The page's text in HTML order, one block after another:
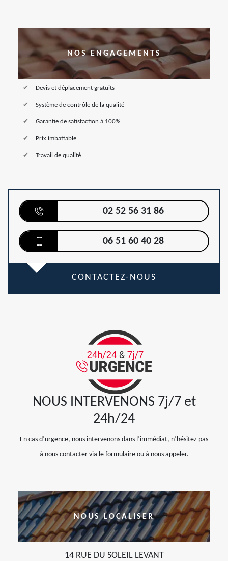
NOS ENGAGEMENTS
Devis et déplacement gratuits
Système de contrôle de la qualité
Garantie de satisfaction à 100%
Prix imbattable
Travail de qualité
02 52 56 31 86
06 51 60 40 28
CONTACTEZ-NOUS
NOUS INTERVENONS 7j/7 et
24h/24
En cas d’urgence, nous intervenons dans l’immédiat, n’hésitez pas
à nous contacter via le formulaire ou à nous appeler.
NOUS LOCALISER
14 RUE DU SOLEIL LEVANT